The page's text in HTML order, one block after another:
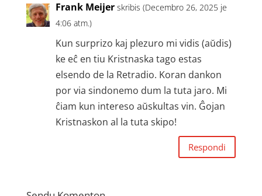
Frank Meijer skribis (Decembro 26, 2025 je
4:06 atm.)
Kun surprizo kaj plezuro mi vidis (aŭdis)
ke eĉ en tiu Kristnaska tago estas
elsendo de la Retradio. Koran dankon
por via sindonemo dum la tuta jaro. Mi
ĉiam kun intereso aŭskultas vin. Ĝojan
Kristnaskon al la tuta skipo!
Respondi